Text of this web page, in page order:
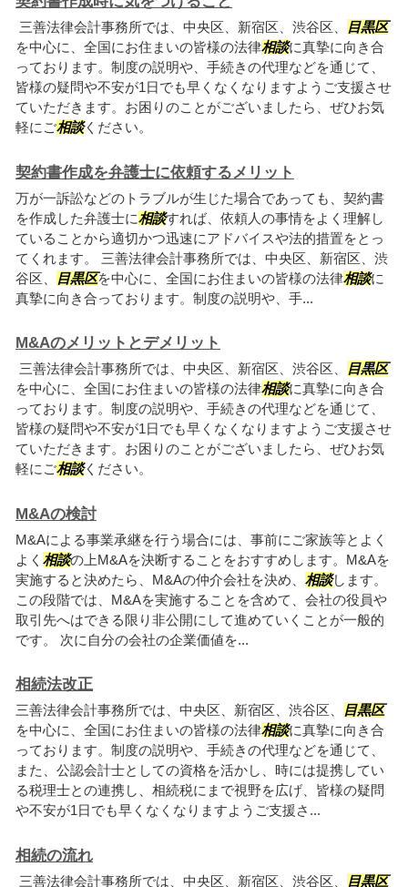
三善法律会計事務所では、中央区、新宿区、渋谷区、
目黒区
を中心に、全国にお住まいの皆様の法律相談に真摯に向き合
っております。制度の説明や、手続きの代理などを通じて、
皆様の疑問や不安が1日でも早くなくなりますようご支援させ
ていただきます。お困りのことがございましたら、ぜひお気
軽にご相談ください。
契約書作成を弁護士に依頼するメリット
万が一訴訟などのトラブルが生じた場合であっても、契約書
を作成した弁護士に相談すれば、依頼人の事情をよく理解し
ていることから適切かつ迅速にアドバイスや法的措置をとっ
てくれます。 三善法律会計事務所では、中央区、新宿区、渋
谷区、
目黒区を中心に、全国にお住まいの皆様の法律相談に
真摯に向き合っております。制度の説明や、手...
M&Aのメリットとデメリット
三善法律会計事務所では、中央区、新宿区、渋谷区、
目黒区
を中心に、全国にお住まいの皆様の法律相談に真摯に向き合
っております。制度の説明や、手続きの代理などを通じて、
皆様の疑問や不安が1日でも早くなくなりますようご支援させ
ていただきます。お困りのことがございましたら、ぜひお気
軽にご相談ください。
M&Aの検討
M&Aによる事業承継を行う場合には、事前にご家族等とよく
よく 相談の上M&Aを決断することをおすすめします。M&Aを
実施すると決めたら、M&Aの仲介会社を決め、 相談します。
この段階では、M&Aを実施することを含めて、会社の役員や
取引先へはできる限り非公開にして進めていくことが一般的
です。 次に自分の会社の企業価値を...
相続法改正
三善法律会計事務所では、中央区、新宿区、渋谷区、
目黒区
を中心に、全国にお住まいの皆様の法律相談に真摯に向き合
っております。制度の説明や、手続きの代理などを通じて、
また、公認会計士としての資格を活かし、時には提携してい
る税理士との連携し、相続税にまで視野を広げ、皆様の疑問
や不安が1日でも早くなくなりますようご支援さ...
相続の流れ
三善法律会計事務所では、中央区、新宿区、渋谷区、 目黒区